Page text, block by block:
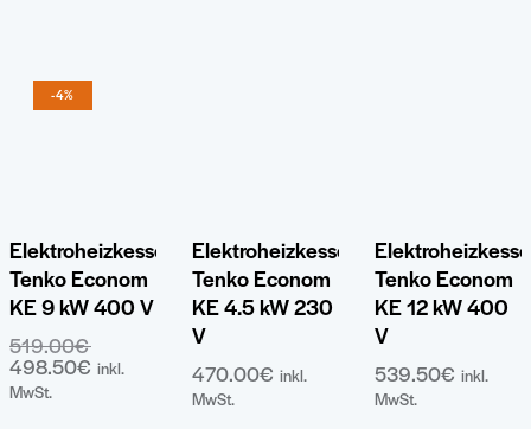
-4%
Elektroheizkessel
Tenko Econom
KE 9 kW 400 V
519.00€ Ursprünglicher
Preis
498.50€ Aktueller
inkl.
MwSt.
Elektroheizkessel
Tenko Econom
KE 4.5 kW 230
V
470.00€ inkl.
MwSt.
Tenko Econom
KE 12 kW 400
V
539.50€ inkl.
MwSt.